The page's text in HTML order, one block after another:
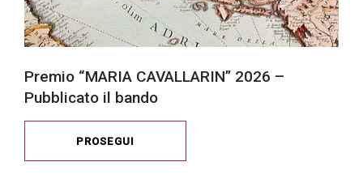
Premio “MARIA CAVALLARIN” 2026 –
Pubblicato il bando
PROSEGUI